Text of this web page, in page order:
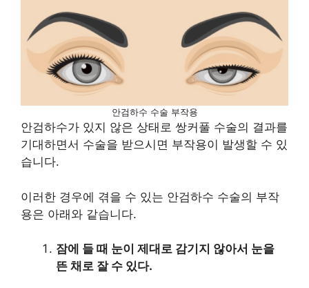
안검하수 수술 부작용
안검하수가 있지 않은 상태로 쌍커풀 수술의 결과를
기대하면서 수술을 받으시면 부작용이 발생할 수 있
습니다.
이러한 경우에 겪을 수 있는 안검하수 수술의 부작
용은 아래와 같습니다.
잠에 들 때 눈이 제대로 감기지 않아서 눈을
뜬 채로 잘 수 있다.